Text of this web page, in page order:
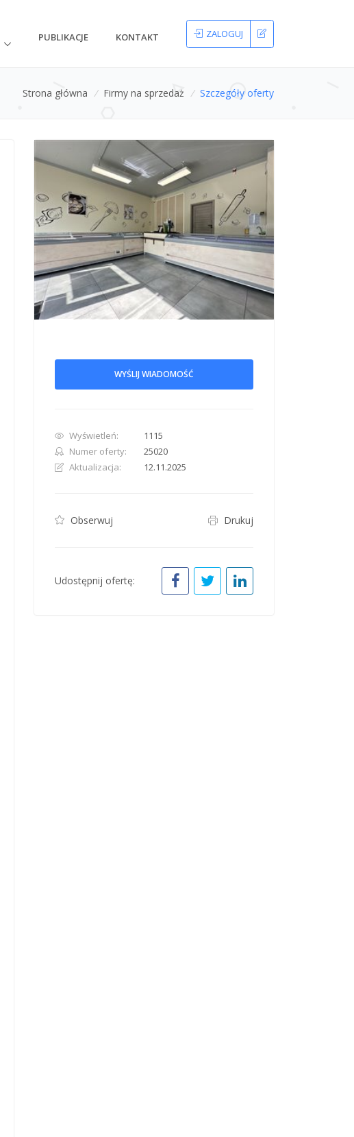
PUBLIKACJE KONTAKT ZALOGUJ
Strona główna / Firmy na sprzedaż / Szczegóły oferty
WYŚLIJ WIADOMOŚĆ
Wyświetleń:
1115
Numer oferty:
25020
Aktualizacja:
12.11.2025
Obserwuj Drukuj
Udostępnij ofertę: